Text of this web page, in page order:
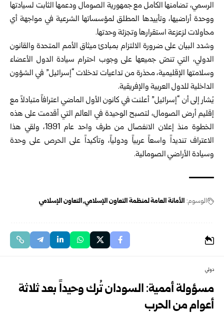
الرسمي، تضامنها الكامل مع جمهورية الصومال ودعمها الثابت لسيادتها
ووحدة أراضيها، وتأييدها المطلق لمؤسساتها الشرعية في مواجهة أي
محاولات لزعزعة استقرارها وتجزئة وحدتها.
وشدد البيان على ضرورة الالتزام بمبادئ ميثاق الأمم المتحدة والقانون
الدولي، التي تنصّ جميعها على وجوب احترام سيادة الدول الأعضاء
وسلامتها الإقليمية، محذرة من تداعيات تدخلات “إسرائيل” في الشؤون
الداخلية للدول العربية والإفريقية.
يُشار إلى أن “إسرائيل” أعلنت في كانون الأول الماضي اعترافاً متبادلاً مع
إقليم أرض الصومال، لتصبح الوحيدة في العالم التي أقدمت على هذه
الخطوة منذ إعلان الانفصال من طرف واحد عام 1991، ولقي هذا
الاعتراف تنديداً واسعاً عربياً ودولياً، وتأكيداً على الحرص على وحدة
وسيادة الأراضي الصومالية.
الوسوم: الأمانة العامة لمنظمة التعاون الإسلامي التعاون الإسلامي
دولي
مسؤولة أممية: السودان تُرك وحيداً بعد ثلاثة
أعوام من الحرب